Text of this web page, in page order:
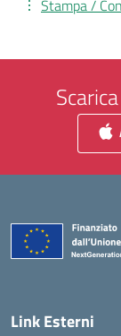
Stampa /
Link Esterni